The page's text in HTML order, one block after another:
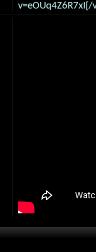
v=eOUq4Z6R7xI[/